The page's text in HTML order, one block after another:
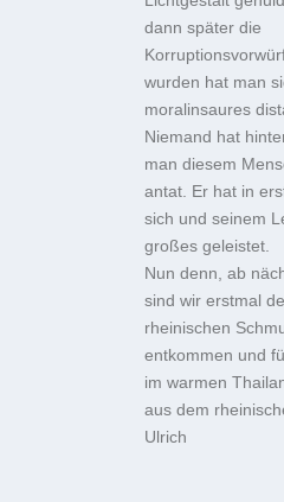
dann später die
wurden hat man
moralinsaures
Niemand hat
man diesem
antat. Er hat in
sich und seinem
großes geleistet.
Nun denn, ab
sind wir erstmal
rheinischen
entkommen und
im warmen
aus dem
Ulrich